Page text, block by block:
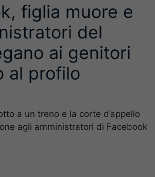
figlia muore e
del
ai genitori
al profilo
a un treno e la corte d’appello
agli amministratori di Facebook